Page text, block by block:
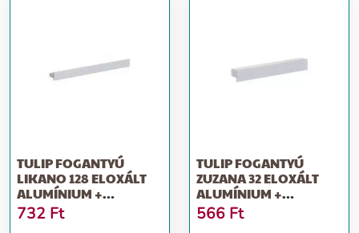
TULIP FOGANTYÚ
LIKANO 128 ELOXÁLT
ALUMÍNIUM +
CSAVAROK
732 Ft
TULIP FOGANTYÚ
ZUZANA 32 ELOXÁLT
ALUMÍNIUM +
CSAVAROK
566 Ft